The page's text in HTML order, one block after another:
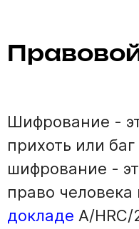
Шифрование -
прихоть или
шифрование -
право
докладе A/